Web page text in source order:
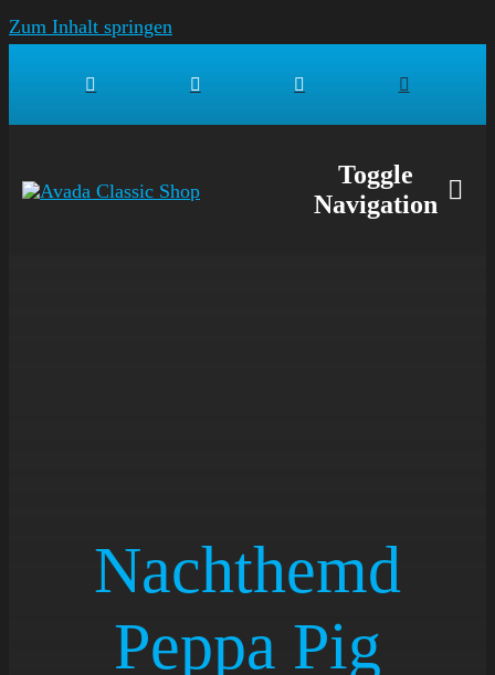
Zum Inhalt springen
Toggle
Navigation
Nachthemd
Peppa Pig